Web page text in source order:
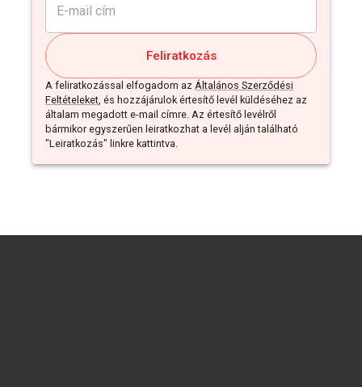
Feliratkozás
A feliratkozással elfogadom az Általános Szerződési
Feltételeket, és hozzájárulok értesítő levél küldéséhez az
általam megadott e-mail címre. Az értesítő levélről
bármikor egyszerűen leiratkozhat a levél alján található
"Leiratkozás" linkre kattintva.